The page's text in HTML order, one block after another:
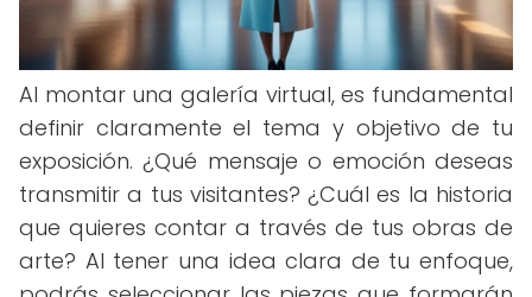
Al montar una galería virtual, es fundamental
definir claramente el tema y objetivo de tu
exposición. ¿Qué mensaje o emoción deseas
transmitir a tus visitantes? ¿Cuál es la historia
que quieres contar a través de tus obras de
arte? Al tener una idea clara de tu enfoque,